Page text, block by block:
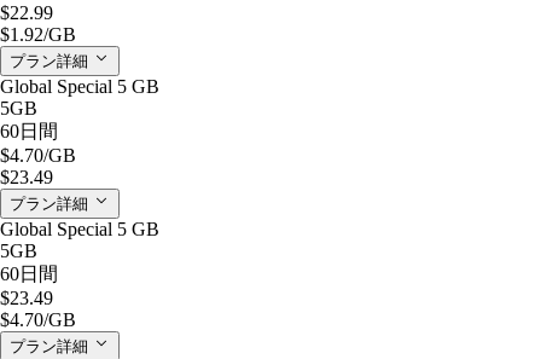
$22.99
$1.92/GB
プラン詳細
Global Special 5 GB
5GB
60日間
$4.70/GB
$23.49
プラン詳細
Global Special 5 GB
5GB
60日間
$23.49
$4.70/GB
プラン詳細